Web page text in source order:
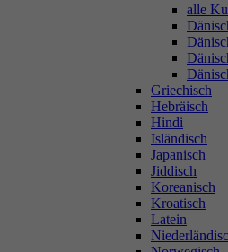
alle
Griechisch
Hebräisch
Hindi
Isländisch
Japanisch
Jiddisch
Koreanisch
Kroatisch
Latein